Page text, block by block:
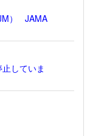
）
JAMA
していま